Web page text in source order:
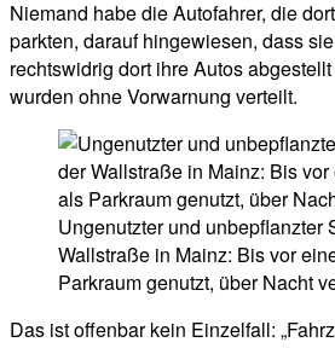
Niemand habe die Autofahrer, die
parkten, darauf hingewiesen, dass
rechtswidrig dort ihre Autos
wurden ohne Vorwarnung verteilt.
Ungenutzter und unbepflanzter
Wallstraße in Mainz: Bis vor
Parkraum genutzt, über Nacht
Das ist offenbar kein Einzelfall: